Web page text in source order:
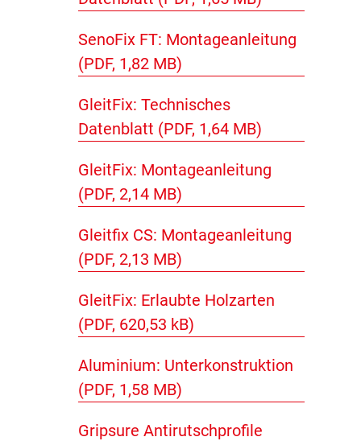
SenoFix FT: Montageanleitung
(PDF, 1,82 MB)
GleitFix: Technisches
Datenblatt (PDF, 1,64 MB)
GleitFix: Montageanleitung
(PDF, 2,14 MB)
Gleitfix CS: Montageanleitung
(PDF, 2,13 MB)
GleitFix: Erlaubte Holzarten
(PDF, 620,53 kB)
Aluminium: Unterkonstruktion
(PDF, 1,58 MB)
Gripsure Antirutschprofile